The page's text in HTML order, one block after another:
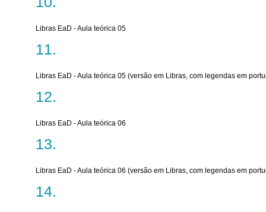
Libras EaD - Aula teórica 05
Libras EaD - Aula teórica 05 (versão em Libras, com legendas em
Libras EaD - Aula teórica 06
Libras EaD - Aula teórica 06 (versão em Libras, com legendas em